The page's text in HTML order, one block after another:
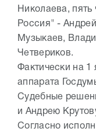
Николаева,
Россия" -
Музыкаев,
Четвериков.
Фактически на 1
аппарата
Судебные
и Андрею
Согласно